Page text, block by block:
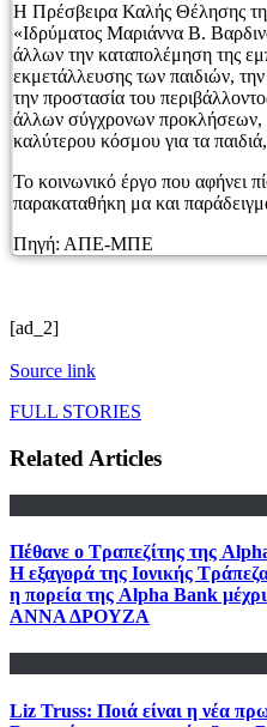
Η Πρέσβειρα Καλής Θέλησης
«Ιδρύματος Μαριάννα Β.
άλλων την καταπολέμηση της
εκμετάλλευσης των παιδιών,
την προστασία του
άλλων σύγχρονων προκλήσεων,
καλύτερου κόσμου για τα
Το κοινωνικό έργο που αφήνει
παρακαταθήκη μα και
Πηγή: ΑΠΕ-ΜΠΕ
[ad_2]
Source link
FULL STORIES
Related Articles
Πέθανε ο Τραπεζίτης της
Η εξαγορά της Ιονικής
η πορεία της Alpha Bank
ΑΝΝΑ ΔΡΟΥΖΑ
Liz Truss: Ποιά είναι η νέα